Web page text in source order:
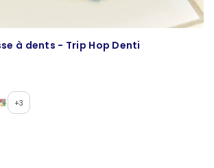
à dents - Trip Hop Denti
+3